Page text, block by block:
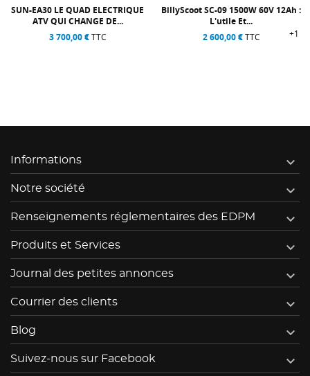
BillyScoot SC-09 1500W 60V 12Ah :
L'utile Et...
2 600,00 €TTC
TRICYCLE SAILI 500W 48V 20Ah :
LE...
2 690,00 €TTC
Informations 
Notre société 
Renseignements réglementaires des EDPM 
Produits et Services 
Journal des petites annonces 
Courrier des clients 
Blog 
Suivez-nous sur Facebook 